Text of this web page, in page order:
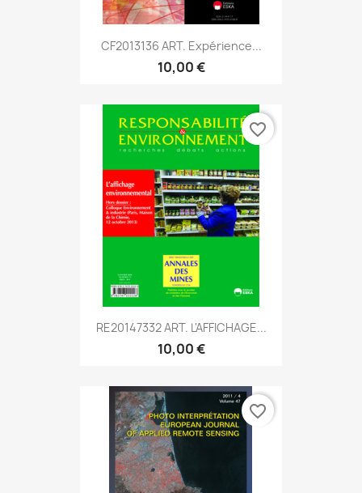
CF2013136 ART. Expérience...
10,00 €
RE20147332 ART. L'AFFICHAGE...
10,00 €
favorite_border
favorite_border